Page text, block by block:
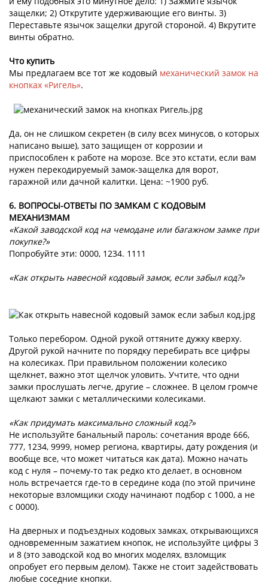
защелки; 2) Открутите удерживающие его винты. 3)
Переставьте язычок защелки другой стороной. 4) Вкрутите
винты обратно.
Что купить
Мы предлагаем все тот же кодовый механический замок на
кнопках «Ригель».
Да, он не слишком секретен (в силу всех минусов, о которых
написано выше), зато защищен от коррозии и
приспособлен к работе на морозе. Все это кстати, если вам
нужен перекодируемый замок-защелка для ворот,
гаражной или дачной калитки. Цена: ~1900 руб.
6. ВОПРОСЫ-ОТВЕТЫ ПО ЗАМКАМ С КОДОВЫМ
МЕХАНИЗМАМ
«Какой заводской код на чемодане или багажном замке при
покупке?»
Попробуйте эти: 0000, 1234. 1111
«Как открыть навесной кодовый замок, если забыл код?»
Только перебором. Одной рукой оттяните дужку кверху.
Другой рукой начните по порядку перебирать все цифры
на колесиках. При правильном положении колесико
щелкнет, важно этот щелчок уловить. Учтите, что одни
замки прослушать легче, другие – сложнее. В целом громче
щелкают замки с металлическими колесиками.
«Как придумать максимально сложный код?»
Не используйте банальный пароль: сочетания вроде 666,
777, 1234, 9999, номер региона, квартиры, дату рождения (и
вообще все, что может читаться как дата). Можно начать
код с нуля – почему-то так редко кто делает, в основном
ноль встречается где-то в середине кода (по этой причине
некоторые взломщики сходу начинают подбор с 1000, а не
с 0000).
На дверных и подъездных кодовых замках, открывающихся
одновременным зажатием кнопок, не используйте цифры 3
и 8 (это заводской код во многих моделях, взломщик
опробует его первым делом). Также не стоит задействовать
любые соседние кнопки.